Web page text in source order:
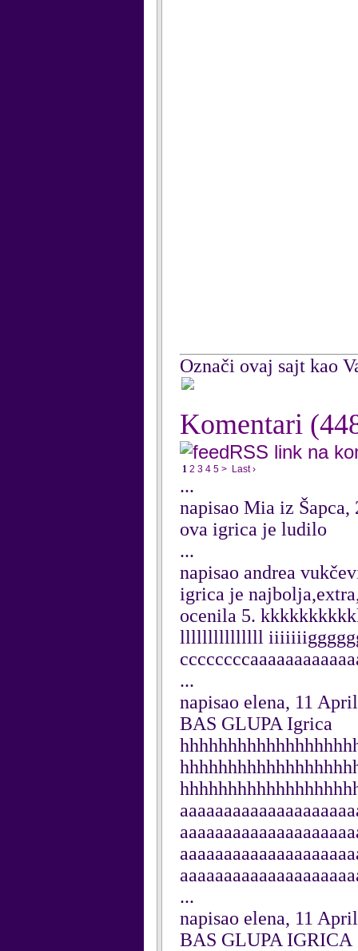
Označi ovaj sajt kao
Komentari
RSS link na
1 2 3 4 5 > Last ›
...
napisao Mia iz Šapca,
ova igrica je ludilo
...
napisao andrea
igrica je
ocenila 5.
lllllllllllllll
...
napisao elena, 11
BAS GLUPA Igrica
...
napisao elena, 11
BAS GLUPA IGRICA